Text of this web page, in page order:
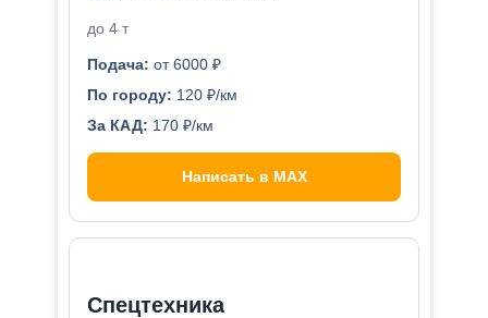
до 4 т
Подача: от 6000 ₽
По городу: 120 ₽/км
За КАД: 170 ₽/км
Написать в MAX
Спецтехника